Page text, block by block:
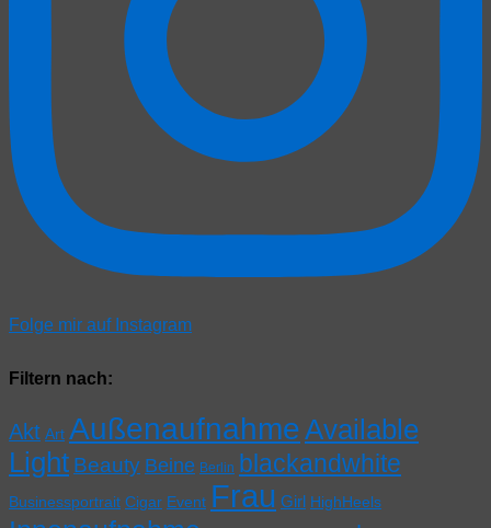
Folge mir auf Instagram
Filtern nach:
Akt Art AußenaufnahmeAvailable
Light Beauty Beine Berlin blackandwhite
Businessportrait Cigar Event Frau Girl HighHeels